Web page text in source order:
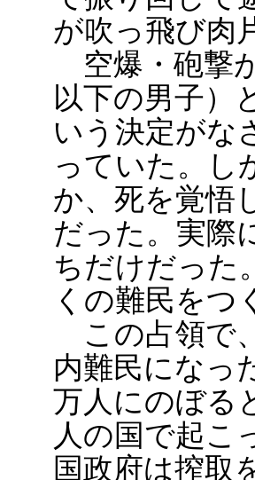
が吹っ飛び肉
空爆・砲撃
以下の男子）
いう決定がな
っていた。し
か、死を覚悟
だった。実際
ちだけだった
くの難民をつ
この占領で
内難民になっ
万人にのぼる
人の国で起こ
国政府は搾取